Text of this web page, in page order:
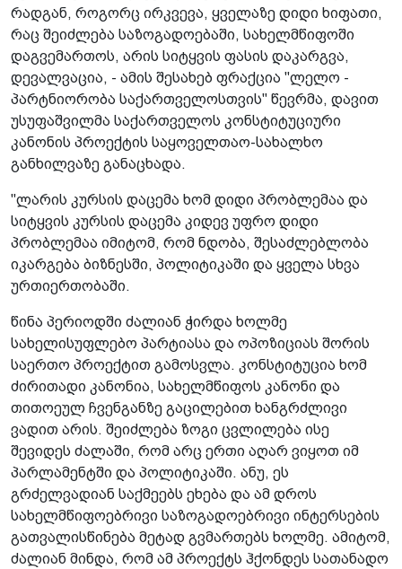
რადგან, როგორც ირკვევა, ყველაზე დიდი ხიფათი,
რაც შეიძლება საზოგადოებაში, სახელმწიფოში
დაგვემართოს, არის სიტყვის ფასის დაკარგვა,
დევალვაცია, - ამის შესახებ ფრაქცია "ლელო -
პარტნიორობა საქართველოსთვის" წევრმა, დავით
უსუფაშვილმა საქართველოს კონსტიტუციური
კანონის პროექტის საყოველთაო-სახალხო
განხილვაზე განაცხადა.
"ლარის კურსის დაცემა ხომ დიდი პრობლემაა და
სიტყვის კურსის დაცემა კიდევ უფრო დიდი
პრობლემაა იმიტომ, რომ ნდობა, შესაძლებლობა
იკარგება ბიზნესში, პოლიტიკაში და ყველა სხვა
ურთიერთობაში.
წინა პერიოდში ძალიან ჭირდა ხოლმე
სახელისუფლებო პარტიასა და ოპოზიციას შორის
საერთო პროექტით გამოსვლა. კონსტიტუცია ხომ
ძირითადი კანონია, სახელმწიფოს კანონი და
თითოეულ ჩვენგანზე გაცილებით ხანგრძლივი
ვადით არის. შეიძლება ზოგი ცვლილება ისე
შევიდეს ძალაში, რომ არც ერთი აღარ ვიყოთ იმ
პარლამენტში და პოლიტიკაში. ანუ, ეს
გრძელვადიან საქმეებს ეხება და ამ დროს
სახელმწიფოებრივი საზოგადოებრივი ინტერსების
გათვალისწინება მეტად გვმართებს ხოლმე. ამიტომ,
ძალიან მინდა, რომ ამ პროექტს ჰქონდეს სათანადო